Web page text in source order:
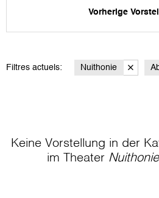
Vorherige
Filtres actuels: Nuithonie
Keine Vorstellung in der
im Theater Nuithonie